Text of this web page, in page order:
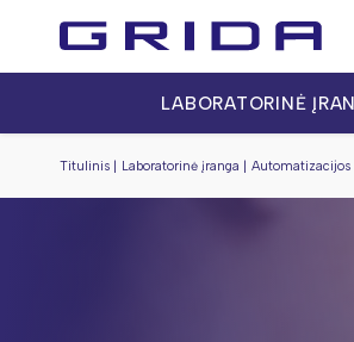
LABORATORINĖ
Titulinis Laboratorinė įranga Automatizacijos